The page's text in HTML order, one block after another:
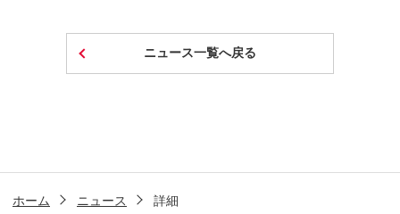
ニュース一覧へ戻る
ホーム ニュース 詳細